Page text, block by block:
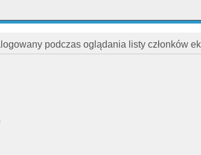
podczas oglądania listy członków